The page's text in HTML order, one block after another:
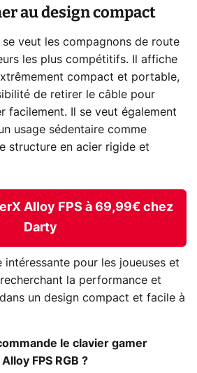
au design compact
se veut les compagnons de route
les plus compétitifs. Il affiche
compact et portable,
de retirer le câble pour
facilement. Il se veut également
usage sédentaire comme
structure en acier rigide et
Alloy FPS à 69,99€ chez
Darty
pour les joueuses et
la performance et
un design compact et facile à
le clavier gamer
FPS RGB ?